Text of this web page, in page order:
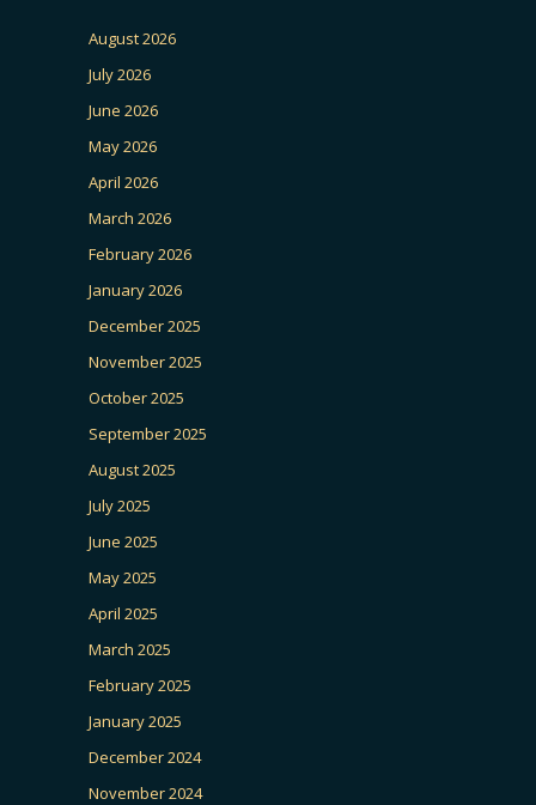
August 2026
July 2026
June 2026
May 2026
April 2026
March 2026
February 2026
January 2026
December 2025
November 2025
October 2025
September 2025
August 2025
July 2025
June 2025
May 2025
April 2025
March 2025
February 2025
January 2025
December 2024
November 2024